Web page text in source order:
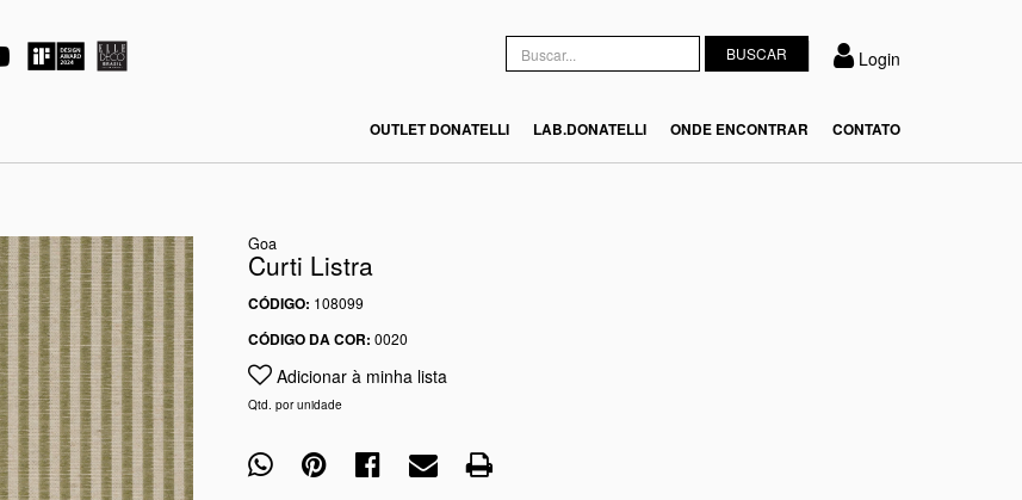
Login
OUTLET DONATELLI LAB.DONATELLI ONDE ENCONTRAR CONTATO
Goa
Curti Listra
CÓDIGO: 108099
CÓDIGO DA COR: 0020
Adicionar à minha lista
Qtd. por unidade